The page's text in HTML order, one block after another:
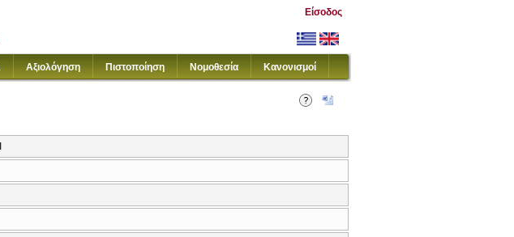
Είσοδος
Αξιολόγηση Πιστοποίηση Νομοθεσία Κανονισμοί